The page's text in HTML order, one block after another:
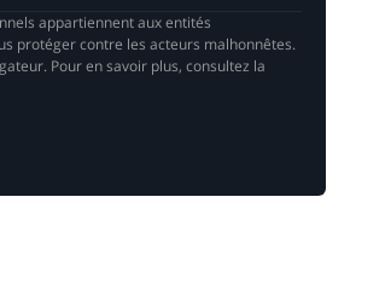
appartiennent aux entités
protéger contre les acteurs malhonnêtes.
Pour en savoir plus, consultez la